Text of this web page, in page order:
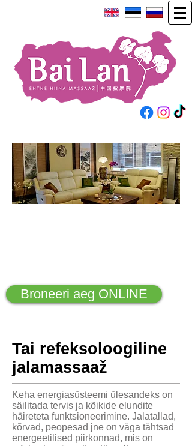
Broneeri aeg ONLINE
Tai refeksoloogiline
jalamassaaž
Keha energiasüsteemi ülesandeks on
säilitada tervis ja kõikide elundite
häireteta funktsioneerimine. Jalatallad,
kõrvad, peopesad jne on väga tähtsad
energeetilised piirkonnad, mis on